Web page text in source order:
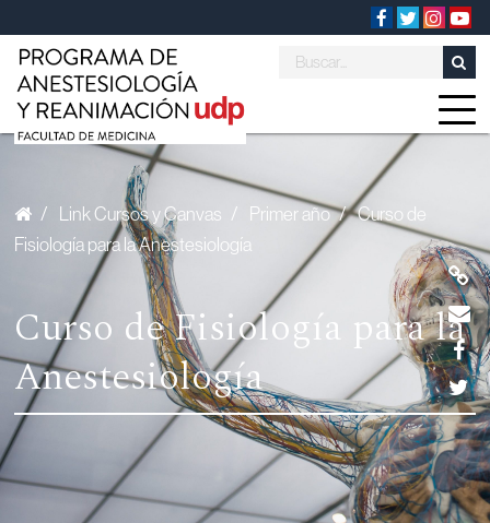
/ Link Cursos y Canvas / Primer año / Curso de
Fisiología para la Anestesiología
Curso de Fisiología para la
Anestesiología